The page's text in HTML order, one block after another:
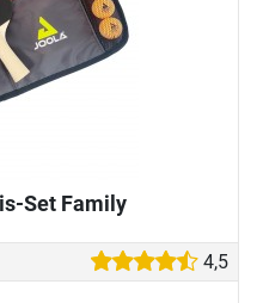
Set Family
4,5